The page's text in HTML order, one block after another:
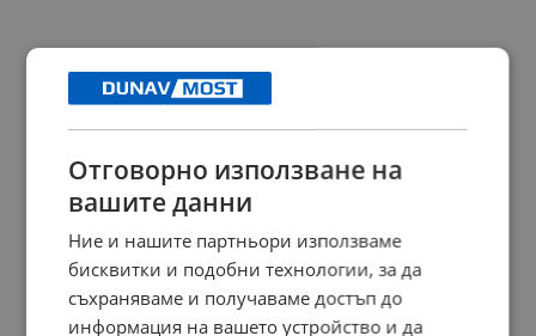
Отговорно използване на
вашите данни
Ние и нашите партньори използваме
бисквитки и подобни технологии, за да
съхраняваме и получаваме достъп до
информация на вашето устройство и да